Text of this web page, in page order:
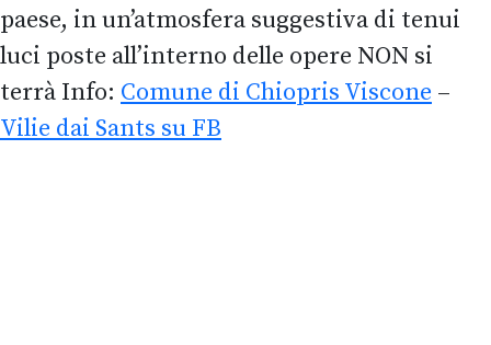
paese, in un’atmosfera suggestiva di tenui
luci poste all’interno delle opere NON si
terrà Info: Comune di Chiopris Viscone –
Vilie dai Sants su FB